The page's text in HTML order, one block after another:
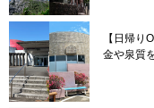
【日帰り
金や泉質